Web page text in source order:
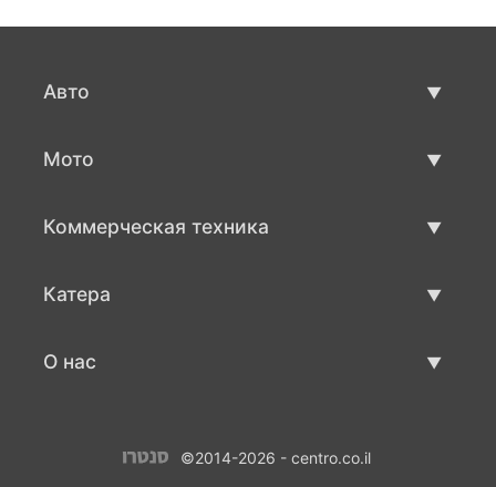
Авто
Мото
Коммерческая техника
Катера
О нас
©2014-2026 - centro.co.il